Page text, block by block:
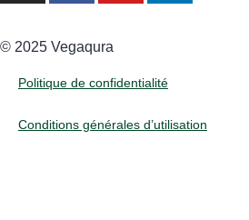
©️ 2025 Vegaqura
Politique de confidentialité
Conditions générales d’utilisation